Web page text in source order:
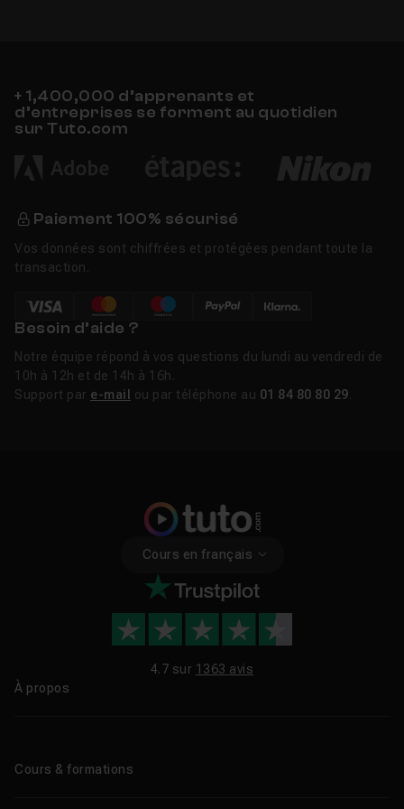
+ 1,400,000 d’apprenants et
d’entreprises se forment au quotidien
sur Tuto.com
Paiement 100% sécurisé
Vos données sont chiffrées et protégées pendant toute la
transaction.
Besoin d’aide ?
Notre équipe répond à vos questions du lundi au vendredi de
10h à 12h et de 14h à 16h.
Support par e-mail ou par téléphone au 01 84 80 80 29
Cours en français
4.7 sur 1363 avis
À propos
Cours & formations